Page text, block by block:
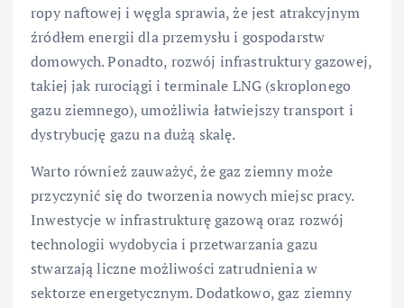
ropy naftowej i węgla sprawia, że jest atrakcyjnym
źródłem energii dla przemysłu i gospodarstw
domowych. Ponadto, rozwój infrastruktury gazowej,
takiej jak rurociągi i terminale LNG (skroplonego
gazu ziemnego), umożliwia łatwiejszy transport i
dystrybucję gazu na dużą skalę.
Warto również zauważyć, że gaz ziemny może
przyczynić się do tworzenia nowych miejsc pracy.
Inwestycje w infrastrukturę gazową oraz rozwój
technologii wydobycia i przetwarzania gazu
stwarzają liczne możliwości zatrudnienia w
sektorze energetycznym. Dodatkowo, gaz ziemny